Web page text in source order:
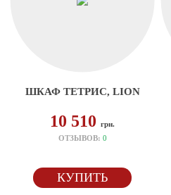
ШКАФ ТЕТРИС, LION
10 510грн.
ОТЗЫВОВ: 0
КУПИТЬ